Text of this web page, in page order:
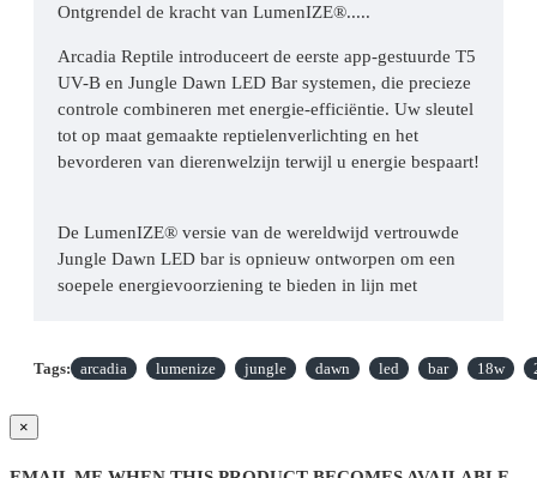
Ontgrendel de kracht van LumenIZE®.....
Arcadia Reptile introduceert de eerste app-gestuurde T5
UV-B en Jungle Dawn LED Bar systemen, die precieze
controle combineren met energie-efficiëntie. Uw sleutel
tot op maat gemaakte reptielenverlichting en het
bevorderen van dierenwelzijn terwijl u energie bespaart!
De LumenIZE® versie van de wereldwijd vertrouwde
Jungle Dawn LED bar is opnieuw ontworpen om een
soepele energievoorziening te bieden in lijn met
vertrouwen dat de Arcadia Reptile LumenIZE® Jungle
Tags: arcadia lumenize jungle dawn led bar 18w
×